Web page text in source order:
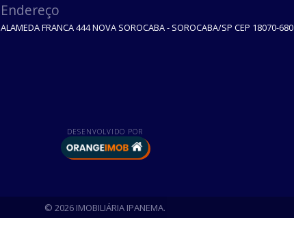
Endereço
ALAMEDA FRANCA 444 NOVA SOROCABA - SOROCABA/SP CEP 18070-680
DESENVOLVIDO POR
© 2026 IMOBILIÁRIA IPANEMA.